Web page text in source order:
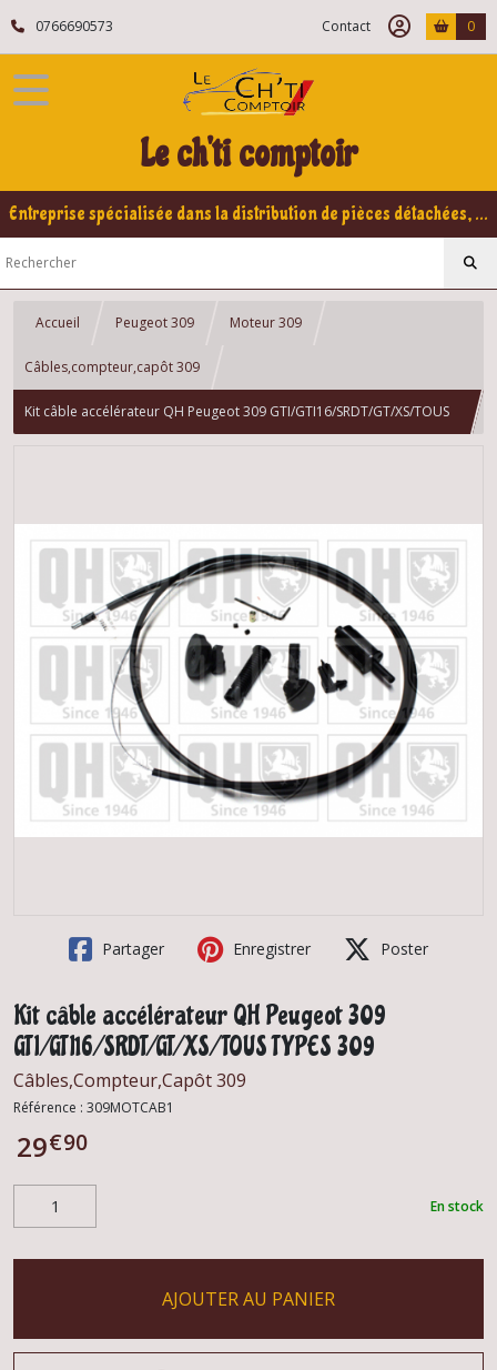
0766690573 Contact 0
Le ch'ti comptoir
Entreprise spécialisée dans la distribution de pièces détachées, refabrication pour voitures Yountimers Peugeot 205 GTI, 309 GTI - GTI16
Accueil Peugeot 309 Moteur 309
Câbles,compteur,capôt 309
Kit câble accélérateur QH Peugeot 309 GTI/GTI16/SRDT/GT/XS/TOUS
Partager Enregistrer Poster
Kit câble accélérateur QH Peugeot 309
GTI/GTI16/SRDT/GT/XS/TOUS TYPES 309
Câbles,Compteur,Capôt 309
Référence : 309MOTCAB1
29€90
En stock
AJOUTER AU PANIER